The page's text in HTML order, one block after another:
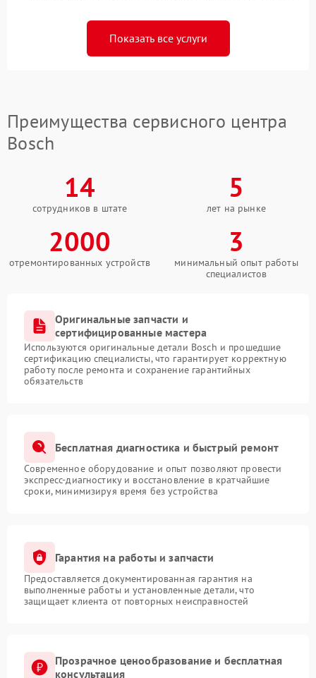
Показать все услуги
Преимущества сервисного центра
Bosch
14
сотрудников в штате
5
лет на рынке
2000
отремонтированных устройств
3
минимальный опыт работы
специалистов
Оригинальные запчасти и
сертифицированные мастера
Используются оригинальные детали Bosch и прошедшие
сертификацию специалисты, что гарантирует корректную
работу после ремонта и сохранение гарантийных
обязательств
Бесплатная диагностика и быстрый ремонт
Современное оборудование и опыт позволяют провести
экспресс-диагностику и восстановление в кратчайшие
сроки, минимизируя время без устройства
Гарантия на работы и запчасти
Предоставляется документированная гарантия на
выполненные работы и установленные детали, что
защищает клиента от повторных неисправностей
Прозрачное ценообразование и бесплатная
консультация